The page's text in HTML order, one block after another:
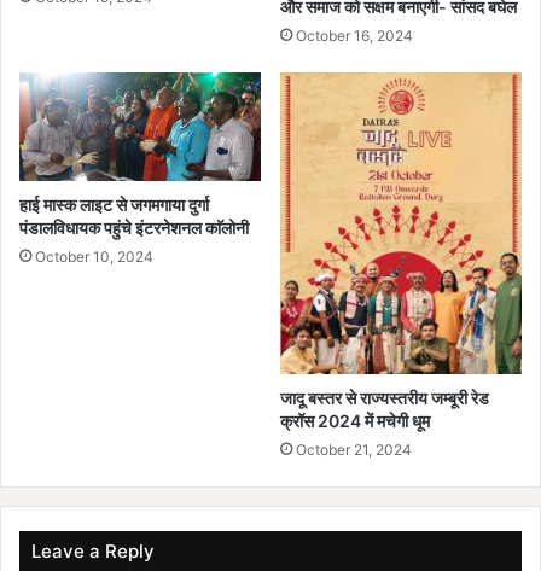
और समाज को सक्षम बनाएगी- सांसद बघेल
October 16, 2024
हाई मास्क लाइट से जगमगाया दुर्गा
पंडालविधायक पहुंचे इंटरनेशनल काॅलोनी
October 10, 2024
जादू बस्तर से राज्यस्तरीय जम्बूरी रेड
क्रॉस 2024 में मचेगी धूम
October 21, 2024
Leave a Reply